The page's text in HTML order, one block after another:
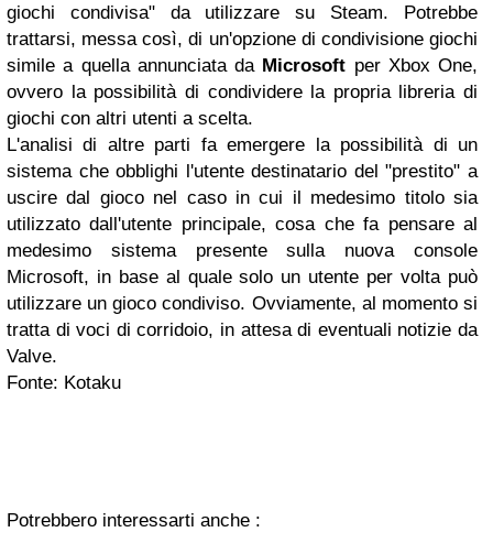
giochi condivisa" da utilizzare su Steam. Potrebbe
trattarsi, messa così, di un'opzione di condivisione giochi
simile a quella annunciata da Microsoft per Xbox One,
ovvero la possibilità di condividere la propria libreria di
giochi con altri utenti a scelta.
L'analisi di altre parti fa emergere la possibilità di un
sistema che obblighi l'utente destinatario del "prestito" a
uscire dal gioco nel caso in cui il medesimo titolo sia
utilizzato dall'utente principale, cosa che fa pensare al
medesimo sistema presente sulla nuova console
Microsoft, in base al quale solo un utente per volta può
utilizzare un gioco condiviso. Ovviamente, al momento si
tratta di voci di corridoio, in attesa di eventuali notizie da
Valve.
Fonte: Kotaku
Potrebbero interessarti anche :